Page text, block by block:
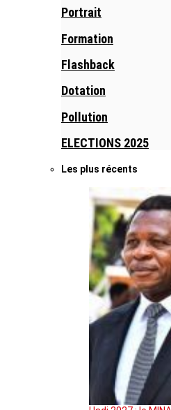
Portrait
Formation
Flashback
Dotation
Pollution
ELECTIONS 2025
Les plus récents